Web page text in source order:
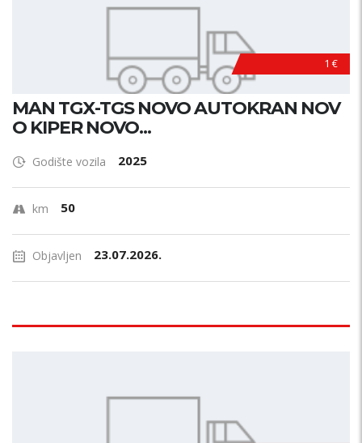
1 €
MAN TGX-TGS NOVO AUTOKRAN NOV
O KIPER NOVO...
Godište vozila 2025
km 50
Objavljen 23.07.2026.